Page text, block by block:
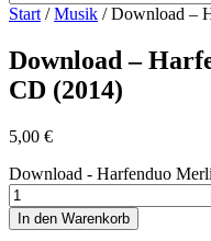
Start /Musik / Download –
Download –
CD (2014)
5,00 €
Download - Harfenduo
In den Warenkorb